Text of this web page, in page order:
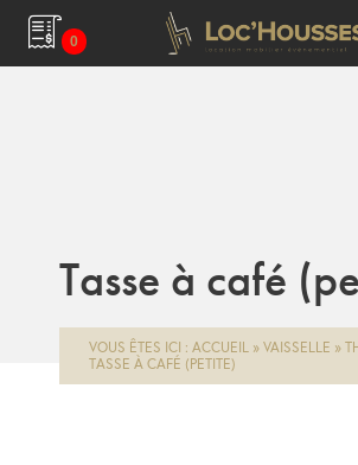
0
Tasse à café
VOUS ÊTES ICI : ACCUEIL » VAISSELLE »
TASSE À CAFÉ (PETITE)